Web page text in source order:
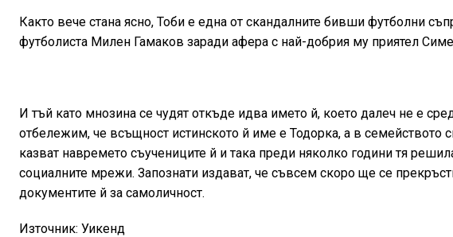
Както вече стана ясно, Тоби е една от скандалните бивши футболни
футболиста Милен Гамаков заради афера с най-добрия му приятел
И тъй като мнозина се чудят откъде идва името й, което далеч не е
отбележим, че всъщност истинското й име е Тодорка, а в семейството
казват навремето съучениците й и така преди няколко години тя
социалните мрежи. Запознати издават, че съвсем скоро ще се
документите й за самоличност.
Източник: Уикенд